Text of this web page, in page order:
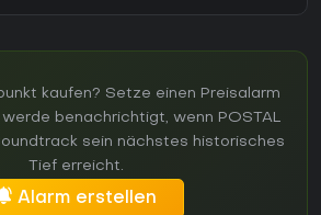
kaufen? Setze einen Preisalarm
benachrichtigt, wenn POSTAL
sein nächstes historisches
Tief erreicht.
Alarm erstellen